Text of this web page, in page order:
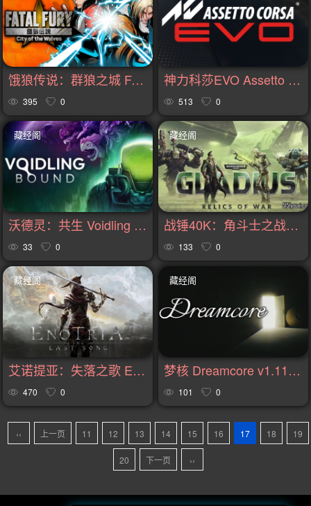
饿狼传说：群狼之城 FATAL FURY: City of the Wolves v3.0.0版|集成全DLC|官方中文
395 0
神力科莎EVO Assetto Corsa EVO v0.8.1版|集成全DLC|官方中文
513 0
沃德灵：共生 Voidling Bound v78172版|集成全DLC|官方中文
藏经阁
33 0
战锤40K：角斗士之战争圣器 格雷迪厄斯 Warhammer 40000 Gladius Relics of War v1.18.2版|集成全DLC|官方中文
藏经阁
133 0
艾诺提亚：失落之歌 Enotria: The Last Song v1.010.29335版|集成全DLC|官方中文
藏经阁
470 0
梦核 Dreamcore v1.11.78327版|集成全DLC|官方中文
藏经阁
101 0
‹‹ 上一页 11 12 13 14 15 16 17 18 19
20 下一页 ››